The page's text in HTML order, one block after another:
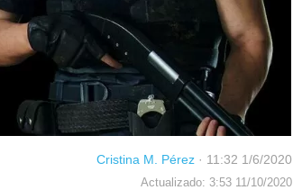
Cristina M. Pérez · 11:32 1/6/2020
Actualizado: 3:53 11/10/2020